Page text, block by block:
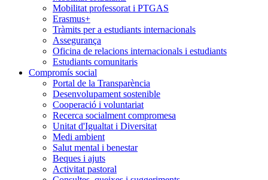
Mobilitat professorat i PTGAS
Erasmus+
Tràmits per a estudiants internacionals
Assegurança
Oficina de relacions internacionals i estudiants
Estudiants comunitaris
Compromís social
Portal de la Transparència
Desenvolupament sostenible
Cooperació i voluntariat
Recerca socialment compromesa
Unitat d'Igualtat i Diversitat
Medi ambient
Salut mental i benestar
Beques i ajuts
Activitat pastoral